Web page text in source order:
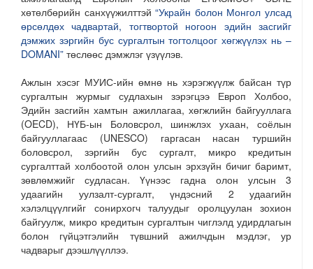
хөтөлбөрийн санхүүжилттэй“Украйн болон Монгол улсад
өрсөлдөх чадвартай, тогтвортой ногоон эдийн засгийг
дэмжих зэргийн бус сургалтын тогтолцоог хөгжүүлэх нь –
DOMANI” төслөөс дэмжлэг үзүүлэв.
Ажлын хэсэг МУИС-ийн өмнө нь хэрэгжүүлж байсан түр
сургалтын журмыг судлахын зэрэгцээ Европ Холбоо,
Эдийн засгийн хамтын ажиллагаа, хөгжлийн байгууллага
(OECD), НҮБ-ын Боловсрол, шинжлэх ухаан, соёлын
байгууллагаас (UNESCO) гаргасан насан туршийн
боловсрол, зэргийн бус сургалт, микро кредитын
сургалттай холбоотой олон улсын эрхзүйн бичиг баримт,
зөвлөмжийг судласан. Үүнээс гадна олон улсын 3
удаагийн уулзалт-сургалт, үндэсний 2 удаагийн
хэлэлцүүлгийг сонирхогч талуудыг оролцуулан зохион
байгуулж, микро кредитын сургалтын чиглэлд удирдлагын
болон гүйцэтгэлийн түвшний ажилчдын мэдлэг, ур
чадварыг дээшлүүллээ.